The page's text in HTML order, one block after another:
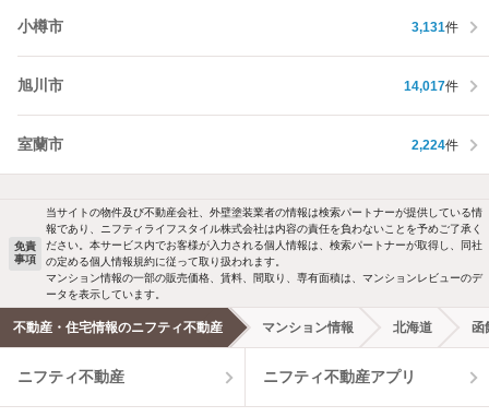
小樽市 3,131件
旭川市 14,017件
室蘭市 2,224件
免責
事項
当サイトの物件及び不動産会社、外壁塗装業者の情報は検索パートナーが提供している情
報であり、ニフティライフスタイル株式会社は内容の責任を負わないことを予めご了承く
ださい。本サービス内でお客様が入力される個人情報は、検索パートナーが取得し、同社
の定める個人情報規約に従って取り扱われます。
マンション情報の一部の販売価格、賃料、間取り、専有面積は、マンションレビューのデ
ータを表示しています。
不動産・住宅情報のニフティ不動産 マンション情報 北海道 函
ニフティ不動産 ニフティ不動産アプリ